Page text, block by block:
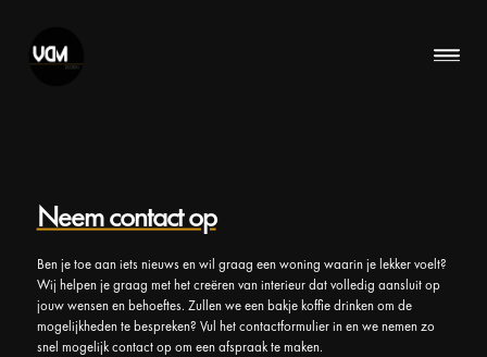
Neem contact op
Ben je toe aan iets nieuws en wil graag een woning waarin je lekker voelt?
Wij helpen je graag met het creëren van interieur dat volledig aansluit op
jouw wensen en behoeftes. Zullen we een bakje koffie drinken om de
mogelijkheden te bespreken? Vul het contactformulier in en we nemen zo
snel mogelijk contact op om een afspraak te maken.